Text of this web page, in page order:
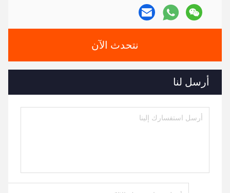
نتحدث الآن
أرسل لنا